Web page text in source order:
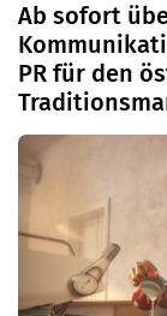
Ab sofort
PR für den